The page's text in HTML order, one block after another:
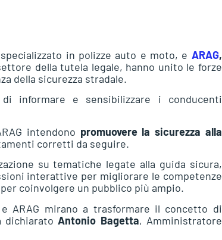
in polizze auto e moto, e ARAG,
della tutela legale, hanno unito le forze
della sicurezza stradale.
informare e sensibilizzare i conducenti
intendono promuovere la sicurezza alla
corretti da seguire.
su tematiche legate alla guida sicura,
interattive per migliorare le competenze
coinvolgere un pubblico più ampio.
ARAG mirano a trasformare il concetto di
dichiaratoAntonio Bagetta, Amministratore